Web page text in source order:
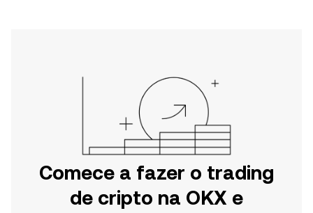
Comece a fazer o trading
de cripto na OKX e